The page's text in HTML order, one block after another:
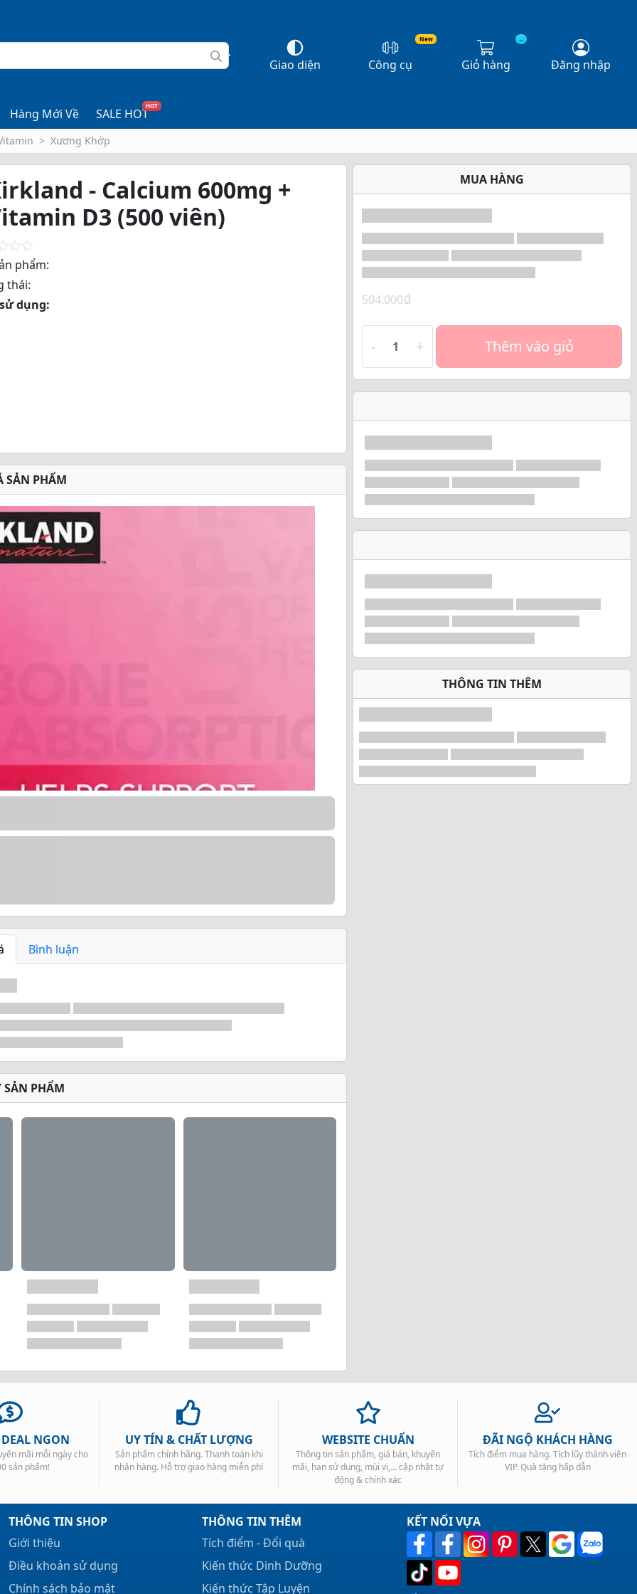
Giao diện
New
Công cụ
...
Giỏ hàng Đăng nhập
Hàng Mới Về SALE HOT
HOT
Xương Khớp
- Calcium 600mg +
D3 (500 viên)
phẩm:
thái:
dụng:
MUA HÀNG
504.000₫
- + Thêm vào giỏ
THÔNG TIN THÊM
SẢN PHẨM
Bình luận
SẢN PHẨM
NGON
mãi mỗi ngày cho
sản phẩm!
UY TÍN & CHẤT LƯỢNG
Sản phẩm chính hãng. Thanh toán khi
nhận hàng. Hỗ trợ giao hàng miễn phí
WEBSITE CHUẨN
Thông tin sản phẩm, giá bán, khuyến
mãi, hạn sử dụng, mùi vị,... cập nhật tự
động & chính xác
ĐÃI NGỘ KHÁCH HÀNG
Tích điểm mua hàng. Tích lũy thành viên
VIP. Quà tặng hấp dẫn
THÔNG TIN SHOP
Giới thiệu
Điều khoản sử dụng
Chính sách bảo mật
THÔNG TIN THÊM
Tích điểm - Đổi quà
Kiến thức Dinh Dưỡng
Kiến thức Tập Luyện
KẾT NỐI VỰA